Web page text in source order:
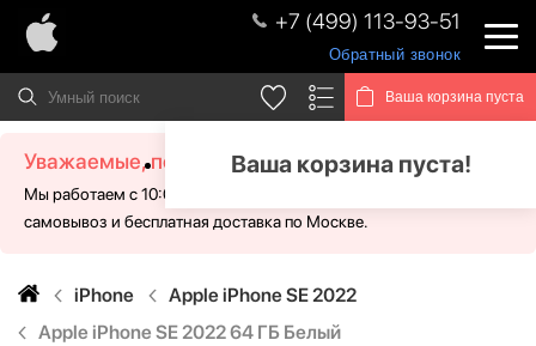
+7 (499) 113-93-51
Обратный звонок
Ваша корзина пуста
Ваша корзина пуста!
Уважаемые, посетители!
Мы работаем с 10:00 - 21:00 без выходных. Для Вас доступен
самовывоз и бесплатная доставка по Москве.
iPhone
Apple iPhone SE 2022
Apple iPhone SE 2022 64 ГБ Белый